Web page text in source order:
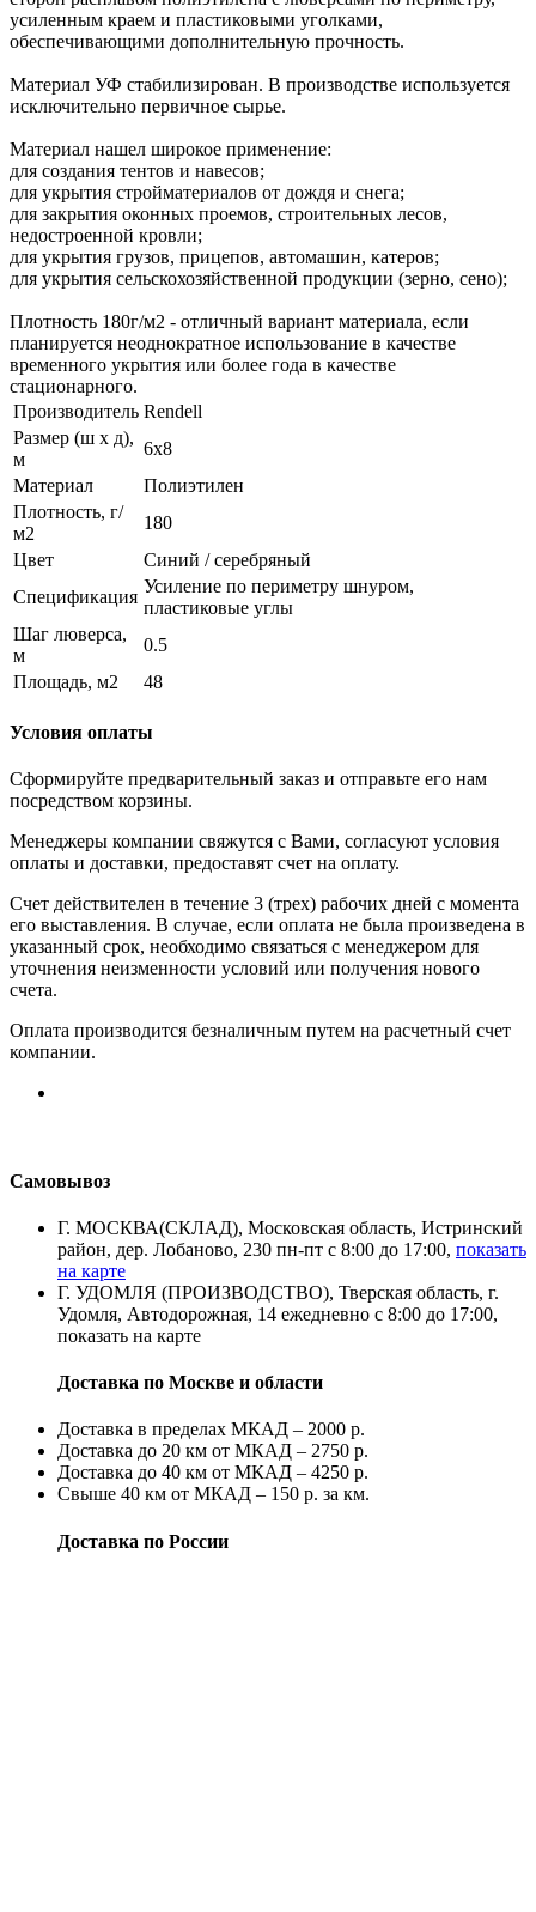
усиленным краем и пластиковыми уголками,
обеспечивающими дополнительную прочность.
Материал УФ стабилизирован. В производстве используется
исключительно первичное сырье.
Материал нашел широкое применение:
для создания тентов и навесов;
для укрытия стройматериалов от дождя и снега;
для закрытия оконных проемов, строительных лесов,
недостроенной кровли;
для укрытия грузов, прицепов, автомашин, катеров;
для укрытия сельскохозяйственной продукции (зерно, сено);
Плотность 180г/м2 - отличный вариант материала, если
планируется неоднократное использование в качестве
временного укрытия или более года в качестве
стационарного.
Производитель Rendell
Размер (ш х д),
м
6х8
Материал
Полиэтилен
Плотность, г/
м2
180
Цвет
Синий / серебряный
Спецификация
Усиление по периметру шнуром,
пластиковые углы
Шаг люверса,
м
0.5
Площадь, м2
48
Условия оплаты
Сформируйте предварительный заказ и отправьте его нам
посредством корзины.
Менеджеры компании свяжутся с Вами, согласуют условия
оплаты и доставки, предоставят счет на оплату.
Счет действителен в течение 3 (трех) рабочих дней с момента
его выставления. В случае, если оплата не была произведена в
указанный срок, необходимо связаться с менеджером для
уточнения неизменности условий или получения нового
счета.
Оплата производится безналичным путем на расчетный счет
компании.
Самовывоз
Г. МОСКВА(СКЛАД), Московская область, Истринский
район, дер. Лобаново, 230 пн-пт с 8:00 до 17:00, показать
на карте
Г. УДОМЛЯ (ПРОИЗВОДСТВО), Тверская область, г.
Удомля, Автодорожная, 14 ежедневно с 8:00 до 17:00,
показать на карте
Доставка по Москве и области
Доставка в пределах МКАД – 2000 р.
Доставка до 20 км от МКАД – 2750 р.
Доставка до 40 км от МКАД – 4250 р.
Свыше 40 км от МКАД – 150 р. за км.
Доставка по России